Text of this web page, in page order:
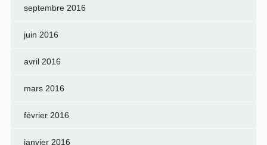
septembre 2016
juin 2016
avril 2016
mars 2016
février 2016
janvier 2016